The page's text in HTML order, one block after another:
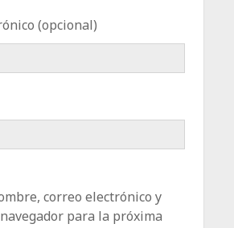
(opcional)
correo electrónico y
para la próxima